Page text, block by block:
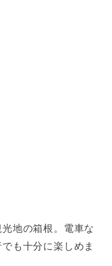
地の箱根。電車な
も十分に楽しめま